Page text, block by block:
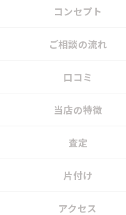
コンセプト
ご相談の流れ
口コミ
当店の特徴
査定
片付け
アクセス